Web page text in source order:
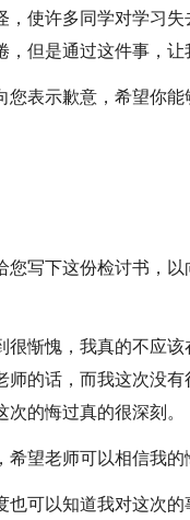
，使许多同学对学习
，但是通过这件事，
表示歉意，希望你能
您写下这份检讨书，
很惭愧，我真的不应
师的话，而我这次没
的悔过真的很深刻。
望老师可以相信我的
也可以知道我对这次